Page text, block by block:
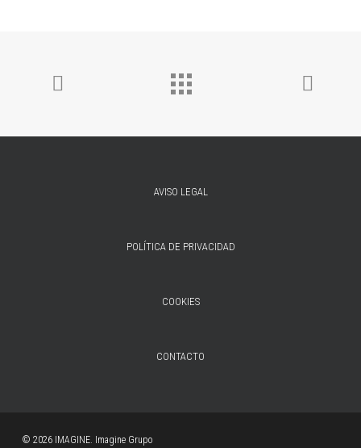
AVISO LEGAL
POLÍTICA DE PRIVACIDAD
COOKIES
CONTACTO
© 2026 IMAGINE. Imagine Grupo